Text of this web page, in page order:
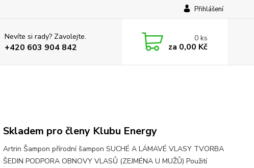
Přihlášení
Nevíte si rady? Zavolejte.
+420 603 904 842
0ks
za 0,00 Kč
Skladem pro členy Klubu Energy
Artrin Šampon přírodní šampon SUCHÉ A LÁMAVÉ VLASY TVORBA
ŠEDIN PODPORA OBNOVY VLASŮ (ZEJMÉNA U MUŽŮ) Použití